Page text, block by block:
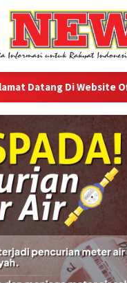
Datang Di Website